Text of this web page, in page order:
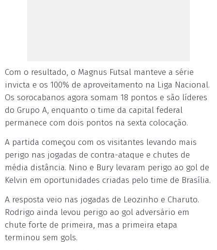
Com o resultado, o Magnus Futsal manteve a série
invicta e os 100% de aproveitamento na Liga Nacional.
Os sorocabanos agora somam 18 pontos e são líderes
do Grupo A, enquanto o time da capital federal
permanece com dois pontos na sexta colocação.
A partida começou com os visitantes levando mais
perigo nas jogadas de contra-ataque e chutes de
média distância. Nino e Bury levaram perigo ao gol de
Kelvin em oportunidades criadas pelo time de Brasília.
A resposta veio nas jogadas de Leozinho e Charuto.
Rodrigo ainda levou perigo ao gol adversário em
chute forte de primeira, mas a primeira etapa
terminou sem gols.